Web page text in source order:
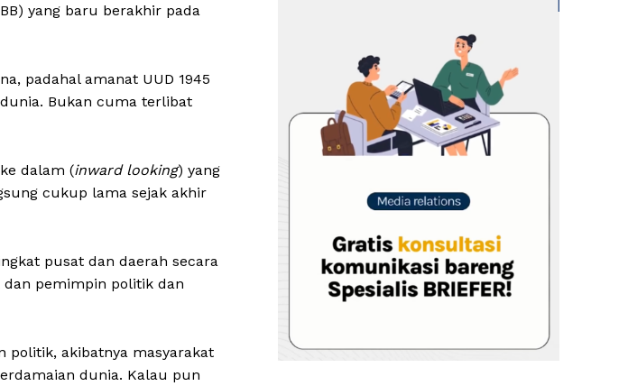
yang baru berakhir pada
padahal amanat UUD 1945
Bukan cuma terlibat
dalam (inward looking) yang
cukup lama sejak akhir
pusat dan daerah secara
dan pemimpin politik dan
politik, akibatnya masyarakat
dunia. Kalau pun